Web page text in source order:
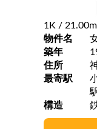
1K / 21.00m
物件名
築年
住所
最寄駅
構造